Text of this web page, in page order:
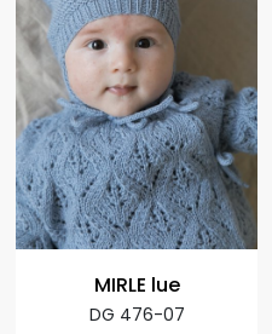
MIRLE lue
DG 476-07